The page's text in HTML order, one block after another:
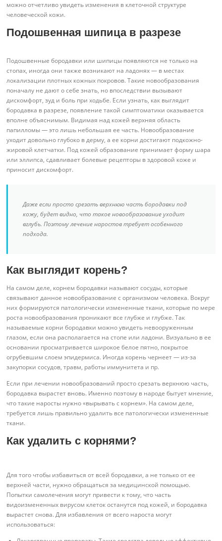
можно отчетливо увидеть изменения в клеточной структуре
человеческой кожи.
Подошвенная шипица в разрезе
Подошвенные бородавки или шипицы появляются не только на
стопах, иногда они также возникают на ладонях — в местах
локализации плотных кожных покровов. Такие новообразования
поначалу не дают о себе знать, но впоследствии вызывают
дискомфорт, зуд и боль при ходьбе. Если узнать, как выглядит
бородавка в разрезе, появление такой симптоматики оказывается
вполне объяснимым. Видимая над кожей верхняя область
папилломы — это лишь небольшая ее часть. Новообразование
уходит довольно глубоко в дерму, а ее корни достигают подкожно-
жировой клетчатки. Под кожей образование принимает форму шара
или эллипса, сдавливает болевые рецепторы в здоровой коже и
приносит дискомфорт.
Даже если просто срезать верхнюю часть бородавки под
кожу, будет видно, что такое новообразование уходит
вглубь. Поэтому лечение наростов требует особенного
подхода.
Как выглядит корень?
На самом деле, корнем бородавки называют сосуды, которые
связывают данное новообразование с организмом человека. Вокруг
них формируются патологически измененные ткани, которые по мере
роста новообразования проникают все глубже и глубже. Так
называемые корни бородавки можно увидеть невооруженным
глазом, если она располагается на стопе или ладони. Визуально в ее
основании просматривается широкое белое пятно, покрытое
огрубевшим слоем эпидермиса. Иногда корень чернеет — из-за
закупорки сосудов, травм, работы иммунитета и пр.
Если при лечении новообразований просто срезать верхнюю часть,
бородавка вырастет вновь. Именно поэтому в народе бытует мнение,
что такие наросты нужно «вырывать с корнем». На самом деле,
требуется лишь правильно удалить все патологически измененные
ткани.
Как удалить с корнями?
Для того чтобы избавиться от всей бородавки, а не только от ее
верхней части, нужно обращаться за медицинской помощью.
Попытки самолечения могут привести к тому, что часть
видоизмененных вирусом клеток останутся под кожей, и бородавка
вырастет снова. Для избавления от всего нароста могут
использоваться: